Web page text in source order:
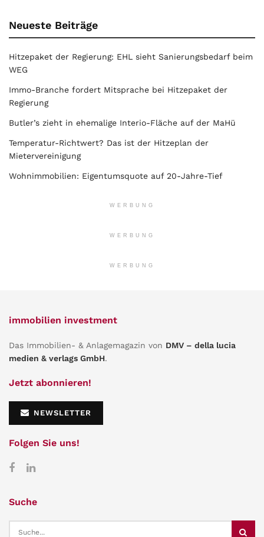
Neueste Beiträge
Hitzepaket der Regierung: EHL sieht Sanierungsbedarf beim
WEG
Immo-Branche fordert Mitsprache bei Hitzepaket der
Regierung
Butler’s zieht in ehemalige Interio-Fläche auf der MaHü
Temperatur-Richtwert? Das ist der Hitzeplan der
Mietervereinigung
Wohnimmobilien: Eigentumsquote auf 20-Jahre-Tief
WERBUNG
WERBUNG
WERBUNG
immobilien investment
Das Immobilien- & Anlagemagazin von DMV – della lucia
medien & verlags GmbH.
Jetzt abonnieren!
NEWSLETTER
Folgen Sie uns!
Suche